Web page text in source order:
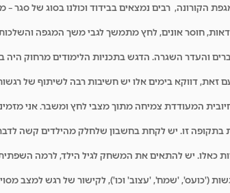
רבים נמצאים בבידוד וכולנו בסוג של סגר –
חוסר אונים, לחץ מתמשך לגבי משך המגפה
והעדר השגרה. הדגש בתכניות הלימודים מרחוק היה
זאת, דווקא בימים אלו יש חשיבות רבה לשיתוף של
המעודדת צמיחה מתוך מצבי לחץ ומשבר. אני
בתקופה זו. יש לקחת בחשבון שלחלק מהילדים קשה
כאלו. יש להתאים את המשחק לגיל הילד, לרמה
('כועס', 'שמח', 'עצוב' וכו'), לקישור של רגש למצב